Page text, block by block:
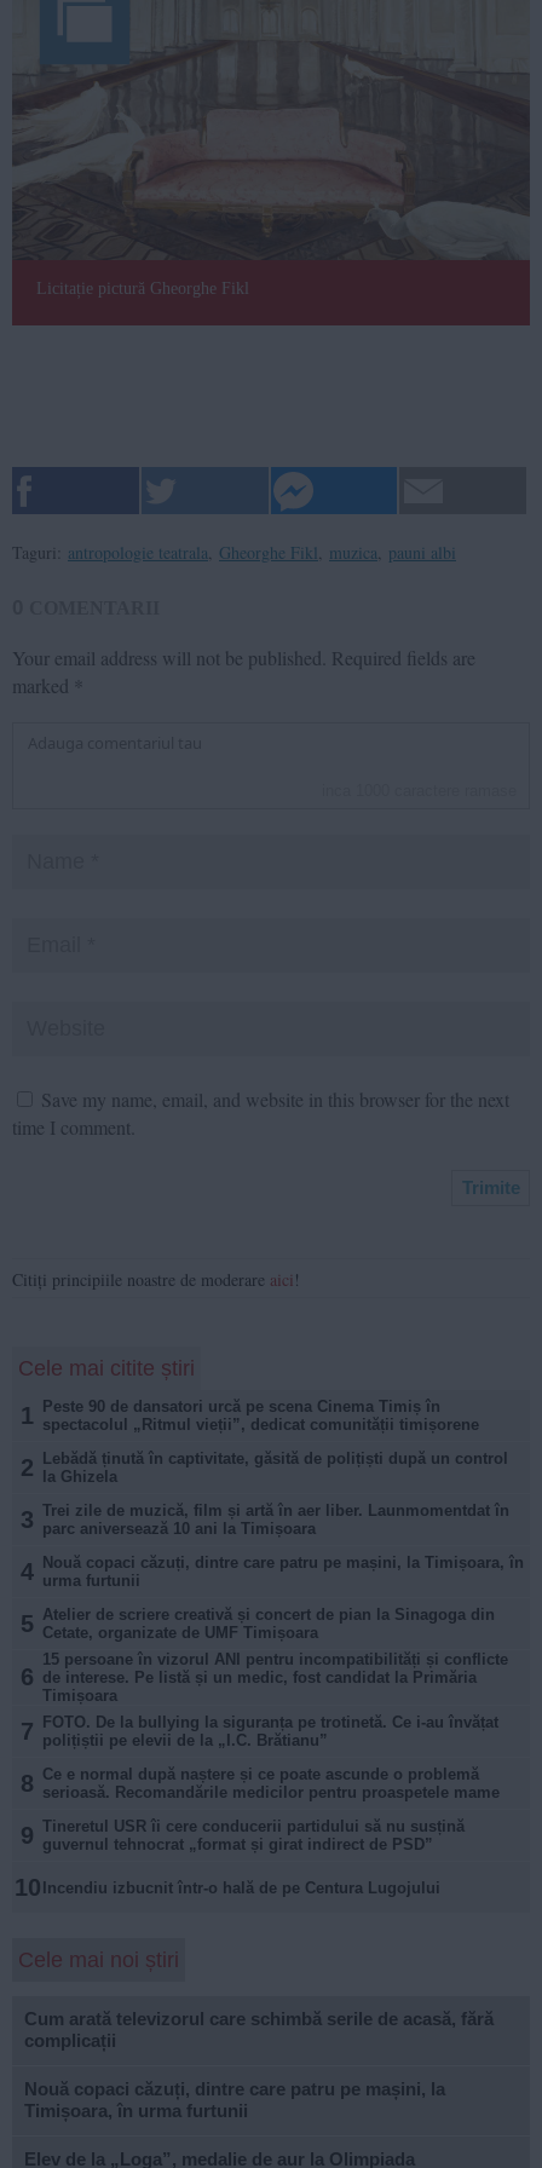
Licitație pictură Gheorghe Fikl
Taguri: antropologie teatrala, Gheorghe Fikl, muzica, pauni albi
Your email address will not be published. Required fields are
marked *
Save my name, email, and website in this browser for the next
time I comment.
Citiți principiile noastre de moderare aici!
Cele mai citite știri
1
Peste 90 de dansatori urcă pe scena Cinema Timiș în
spectacolul „Ritmul vieții”, dedicat comunității timișorene
2
Lebădă ținută în captivitate, găsită de polițiști după un control
la Ghizela
3 Trei zile de muzică, film și artă în aer liber. Launmomentdat în
parc aniversează 10 ani la Timișoara
4
Nouă copaci căzuți, dintre care patru pe mașini, la Timișoara, în
urma furtunii
5 Atelier de scriere creativă și concert de pian la Sinagoga din
Cetate, organizate de UMF Timișoara
6
15 persoane în vizorul ANI pentru incompatibilități și conflicte
de interese. Pe listă și un medic, fost candidat la Primăria
Timișoara
7
FOTO. De la bullying la siguranța pe trotinetă. Ce i-au învățat
polițiștii pe elevii de la „I.C. Brătianu”
8 Ce e normal după naștere și ce poate ascunde o problemă
serioasă. Recomandările medicilor pentru proaspetele mame
9 Tineretul USR îi cere conducerii partidului să nu susțină
guvernul tehnocrat „format și girat indirect de PSD”
10 Incendiu izbucnit într-o hală de pe Centura Lugojului
Cele mai noi știri
Cum arată televizorul care schimbă serile de acasă, fără
complicații
Nouă copaci căzuți, dintre care patru pe mașini, la
Timișoara, în urma furtunii
Elev de la „Loga”, medalie de aur la Olimpiada